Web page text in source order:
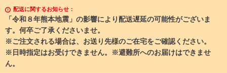
配送に関するお知らせ：
「令和８年熊本地震」の影響により配送遅延の可能性がございま
す。何卒ご了承くださいませ。
※ご注文される場合は、お送り先様のご在宅をご確認ください。
※日時指定はお受けできません。※避難所へのお届けはできませ
ん。